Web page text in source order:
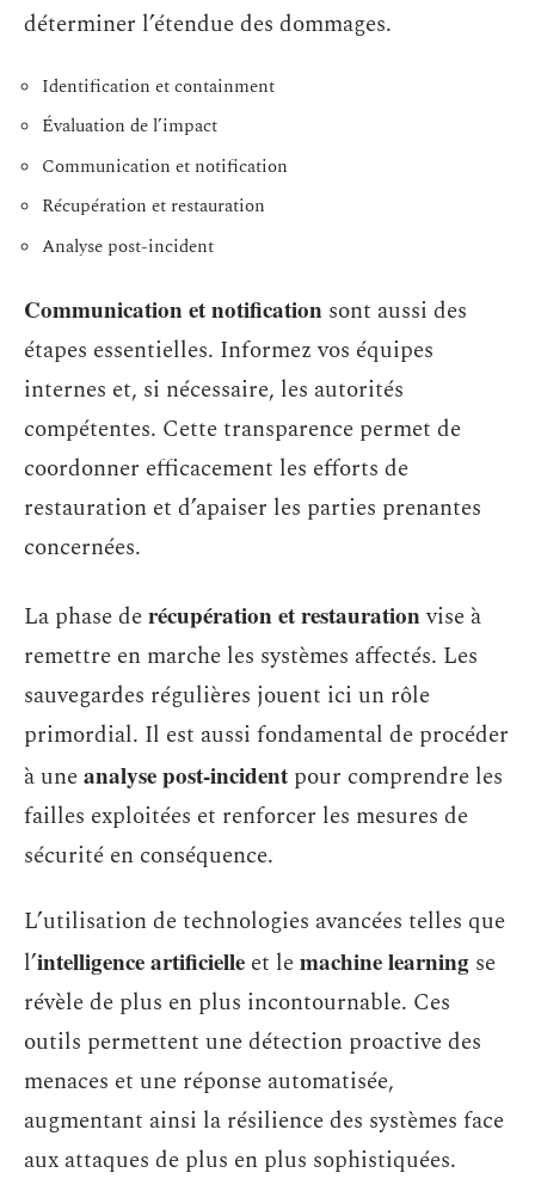
déterminer l’étendue des dommages.
Identification et containment
Évaluation de l’impact
Communication et notification
Récupération et restauration
Analyse post-incident
Communication et notification sont aussi des
étapes essentielles. Informez vos équipes
internes et, si nécessaire, les autorités
compétentes. Cette transparence permet de
coordonner efficacement les efforts de
restauration et d’apaiser les parties prenantes
concernées.
La phase derécupération et restaurationvise à
remettre en marche les systèmes affectés. Les
sauvegardes régulières jouent ici un rôle
primordial. Il est aussi fondamental de procéder
à uneanalyse post-incident pour comprendre les
failles exploitées et renforcer les mesures de
sécurité en conséquence.
L’utilisation de technologies avancées telles que
l’intelligence artificielle et lemachine learning se
révèle de plus en plus incontournable. Ces
outils permettent une détection proactive des
menaces et une réponse automatisée,
augmentant ainsi la résilience des systèmes face
aux attaques de plus en plus sophistiquées.